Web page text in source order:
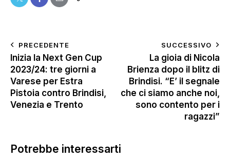
PRECEDENTE
Inizia la Next Gen Cup
2023/24: tre giorni a
Varese per Estra
Pistoia contro Brindisi,
Venezia e Trento
SUCCESSIVO
La gioia di Nicola
Brienza dopo il blitz di
Brindisi. “E’ il segnale
che ci siamo anche noi,
sono contento per i
ragazzi”
Potrebbe interessarti